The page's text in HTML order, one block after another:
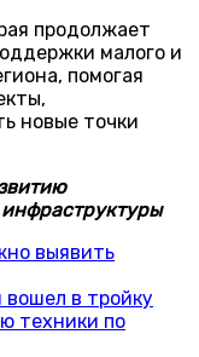
продолжает
малого и
помогая
новые точки
выявить
в тройку
техники по